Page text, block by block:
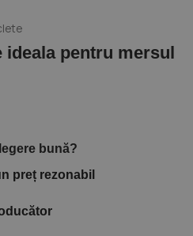
pentru mersul
bună?
preț rezonabil